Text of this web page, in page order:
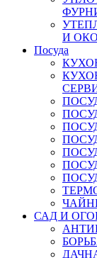
И
Посуда
САД И